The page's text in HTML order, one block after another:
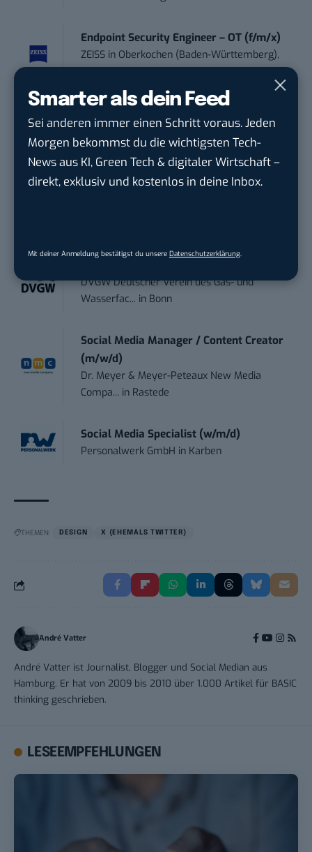
Smarter als dein Feed
Sei anderen immer einen Schritt voraus. Jeden
Morgen bekommst du die wichtigsten Tech-
News aus KI, Green Tech & digitaler Wirtschaft –
direkt, exklusiv und kostenlos in deine Inbox.
Mit deiner Anmeldung bestätigst du unsere Datenschutzerklärung
Endpoint Security Engineer – OT (f/m/x)
ZEISS in Oberkochen (Baden-Württemberg),
befristet aufgr...
Josera Erbacher Service GmbH & Co... in
Remote / Mob...
DVGW Deutscher Verein des Gas- und
Wasserfac... in Bonn
Social Media Manager / Content Creator
(m/w/d)
Dr. Meyer & Meyer-Peteaux New Media
Compa... in Rastede
Social Media Specialist (w/m/d)
Personalwerk GmbH in Karben
THEMEN: DESIGN X (EHEMALS TWITTER)
André Vatter
André Vatter ist Journalist, Blogger und Social Median aus
Hamburg. Er hat von 2009 bis 2010 über 1.000 Artikel für BASIC
thinking geschrieben.
LESEEMPFEHLUNGEN